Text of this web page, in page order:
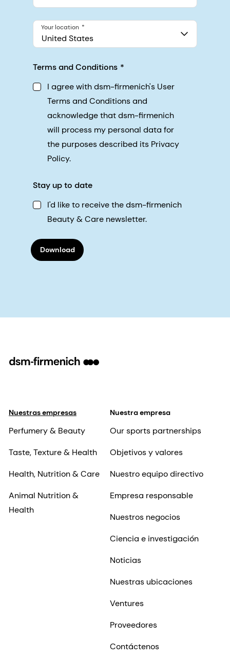
United States
Your location
Terms and Conditions
I agree with dsm-firmenich's User
Terms and Conditions and
acknowledge that dsm-firmenich
will process my personal data for
the purposes described its Privacy
Policy.
Stay up to date
I'd like to receive the dsm-firmenich
Beauty & Care newsletter.
Download
Nuestras empresas
Perfumery & Beauty
Taste, Texture & Health
Health, Nutrition & Care
Animal Nutrition &
Health
Nuestra empresa
Our sports partnerships
Objetivos y valores
Nuestro equipo directivo
Empresa responsable
Nuestros negocios
Ciencia e investigación
Noticias
Nuestras ubicaciones
Ventures
Proveedores
Contáctenos